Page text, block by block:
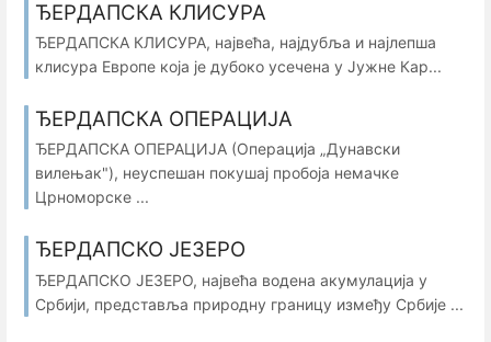
ЂЕРДАПСКА КЛИСУРА
ЂЕРДАПСКА КЛИСУРА, највећа, најдубља и најлепша
клисура Европе која је дубоко усечена у Јужне Кар...
ЂЕРДАПСКА ОПЕРАЦИЈА
ЂЕРДАПСКА ОПЕРАЦИЈА (Операција „Дунавски
вилењак"), неуспешан покушај пробоја немачке
Црноморске ...
ЂЕРДАПСКО ЈЕЗЕРО
ЂЕРДАПСКО ЈЕЗЕРО, највећа водена акумулација у
Србији, представља природну границу између Србије ...